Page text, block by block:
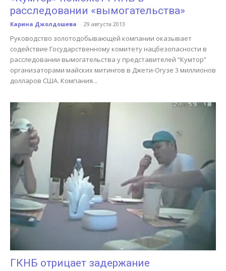
расследовании «вымогательства»
Карина Джолдошева - 29 августа 2013
Руководство золотодобывающей компании оказывает
содействие Государственному комитету нацбезопасности в
расследовании вымогательства у представителей “Кумтор”
организаторами майских митингов в Джети-Огузе 3 миллионов
долларов США. Компания...
ГКНБ отрицает задержание